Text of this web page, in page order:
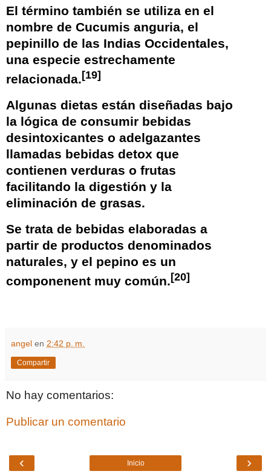
El término también se utiliza en el
nombre de Cucumis anguria, el
pepinillo de las Indias Occidentales,
una especie estrechamente
relacionada.[19]
Algunas dietas están diseñadas bajo
la lógica de consumir bebidas
desintoxicantes o adelgazantes
llamadas bebidas detox que
contienen verduras o frutas
facilitando la digestión y la
eliminación de grasas.
Se trata de bebidas elaboradas a
partir de productos denominados
naturales, y el pepino es un
componenent muy común.[20]
angel en 2:42 p. m.
Compartir
No hay comentarios:
Publicar un comentario
‹ ›
Inicio